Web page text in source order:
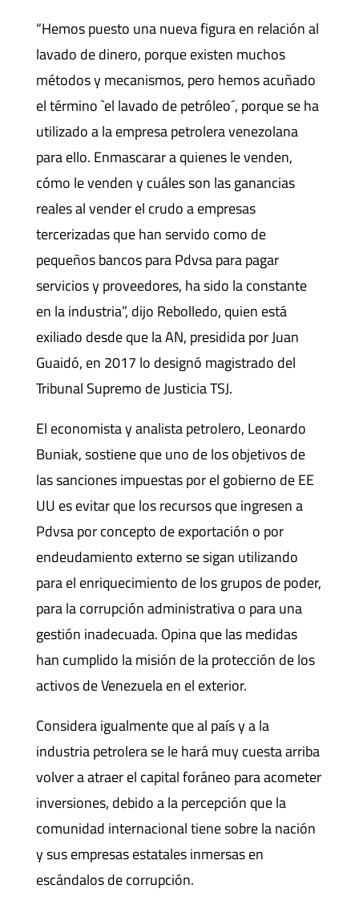
“Hemos puesto una nueva figura en relación al
lavado de dinero, porque existen muchos
métodos y mecanismos, pero hemos acuñado
el término `el lavado de petróleo´, porque se ha
utilizado a la empresa petrolera venezolana
para ello. Enmascarar a quienes le venden,
cómo le venden y cuáles son las ganancias
reales al vender el crudo a empresas
tercerizadas que han servido como de
pequeños bancos para Pdvsa para pagar
servicios y proveedores, ha sido la constante
en la industria”, dijo Rebolledo, quien está
exiliado desde que la AN, presidida por Juan
Guaidó, en 2017 lo designó magistrado del
Tribunal Supremo de Justicia TSJ.
El economista y analista petrolero, Leonardo
Buniak, sostiene que uno de los objetivos de
las sanciones impuestas por el gobierno de EE
UU es evitar que los recursos que ingresen a
Pdvsa por concepto de exportación o por
endeudamiento externo se sigan utilizando
para el enriquecimiento de los grupos de poder,
para la corrupción administrativa o para una
gestión inadecuada. Opina que las medidas
han cumplido la misión de la protección de los
activos de Venezuela en el exterior.
Considera igualmente que al país y a la
industria petrolera se le hará muy cuesta arriba
volver a atraer el capital foráneo para acometer
inversiones, debido a la percepción que la
comunidad internacional tiene sobre la nación
y sus empresas estatales inmersas en
escándalos de corrupción.